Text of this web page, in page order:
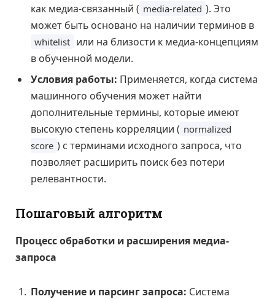
как медиа-связанный ( media-related ). Это
может быть основано на наличии терминов в
whitelist или на близости к медиа-концепциям
в обученной модели.
Условия работы: Применяется, когда система
машинного обучения может найти
дополнительные термины, которые имеют
высокую степень корреляции ( normalized
score ) с терминами исходного запроса, что
позволяет расширить поиск без потери
релевантности.
Пошаговый алгоритм
Процесс обработки и расширения медиа-
запроса
Получение и парсинг запроса: Система